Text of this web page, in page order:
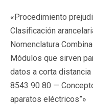
«Procedimiento
Clasificación
Nomenclatura
Módulos que sirven
datos a corta
8543 90 80 —
aparatos eléctricos”»